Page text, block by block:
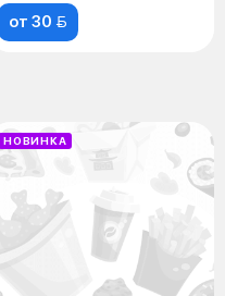
от 30 
НОВИНКА